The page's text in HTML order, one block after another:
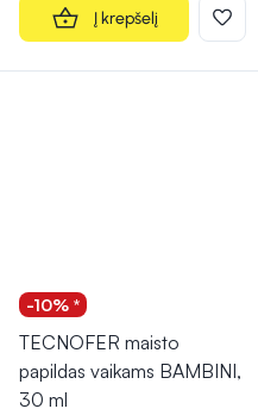
Į krepšelį
-10% *
TECNOFER maisto
papildas vaikams BAMBINI,
30 ml